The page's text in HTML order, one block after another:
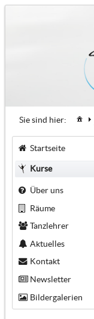
Sie sind hier:
Startseite
Kurse
Über uns
Räume
Tanzlehrer
Aktuelles
Kontakt
Newsletter
Bildergalerien